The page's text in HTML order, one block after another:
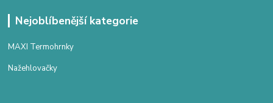
Nejoblíbenější kategorie
MAXI Termohrnky
Nažehlovačky